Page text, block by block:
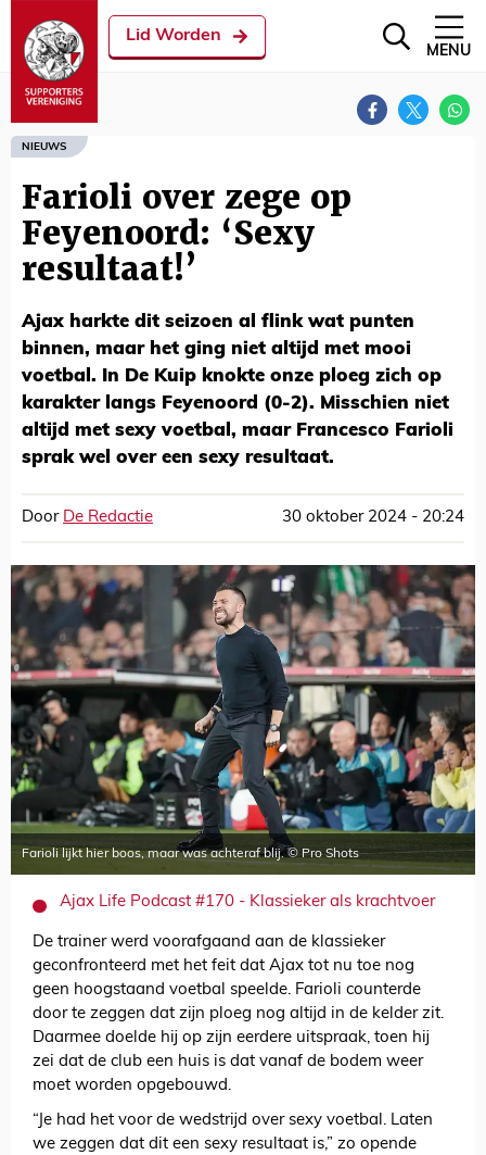
Lid Worden
MENU
NIEUWS
Farioli over zege op
Feyenoord: ‘Sexy
resultaat!’
Ajax harkte dit seizoen al flink wat punten
binnen, maar het ging niet altijd met mooi
voetbal. In De Kuip knokte onze ploeg zich op
karakter langs Feyenoord (0-2). Misschien niet
altijd met sexy voetbal, maar Francesco Farioli
sprak wel over een sexy resultaat.
Door De Redactie 30 oktober 2024 - 20:24
Farioli lijkt hier boos, maar was achteraf blij. © Pro Shots
Ajax Life Podcast #170 - Klassieker als krachtvoer
De trainer werd voorafgaand aan de klassieker
geconfronteerd met het feit dat Ajax tot nu toe nog
geen hoogstaand voetbal speelde. Farioli counterde
door te zeggen dat zijn ploeg nog altijd in de kelder zit.
Daarmee doelde hij op zijn eerdere uitspraak, toen hij
zei dat de club een huis is dat vanaf de bodem weer
moet worden opgebouwd.
“Je had het voor de wedstrijd over sexy voetbal. Laten
we zeggen dat dit een sexy resultaat is,” zo opende